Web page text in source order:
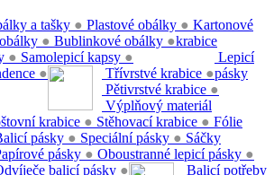
a tašky ● Plastové obálky ●
● Bublinkové obálky ●
● Samolepicí kapsy ●
●
Kartonové
krabice
Třívrstvé krabice ●
Pětivrstvé krabice ●
krabice ● Stěhovací krabice ●
Lepicí
pásky
pásky ● Speciální pásky ●
pásky ● Oboustranné lepicí pásky ●
balicí pásky ●
Výplňový materiál
Fólie
Sáčky
Balicí potřeby